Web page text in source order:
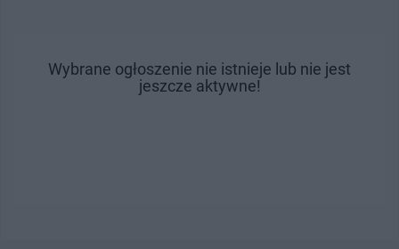
Wybrane ogłoszenie nie istnieje lub nie jest
jeszcze aktywne!